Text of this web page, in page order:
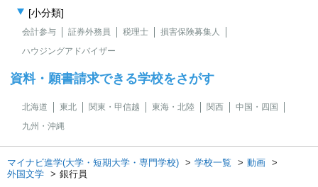
[小分類]
会計参与 証券外務員 税理士
損害保険募集人
ハウジングアドバイザー
資料・願書請求できる学校をさがす
北海道 東北 関東・甲信越 東海・北陸 関西
中国・四国
九州・沖縄
マイナビ進学(大学・短期大学・専門学校) 学校一覧
動画
外国文学
銀行員